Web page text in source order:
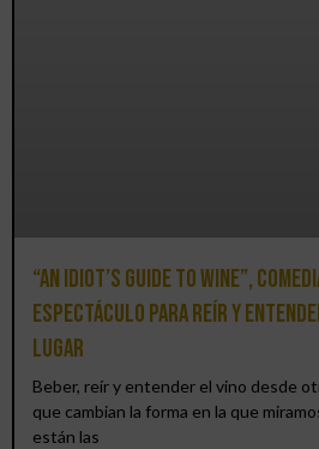
“An Idiot’s Guide to Wine”,
espectáculo para reír y
lugar
Beber, reír y entender el vino desde
que cambian la forma en la que
están las